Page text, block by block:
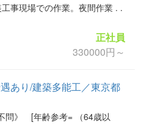
事現場での作業。夜間作業 . .
正社員
330000円～
あり/建築多能工／東京都
問》 [年齢参考= （64歳以